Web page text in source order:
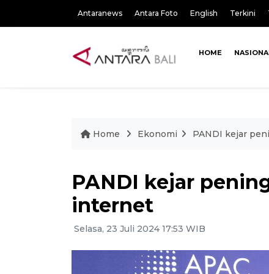
Antaranews Antara Foto English Terkini
HOME
Home Ekonomi PANDI kejar
PANDI kejar
internet
Selasa, 23 Juli 2024 17:53 WIB